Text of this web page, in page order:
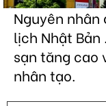
Nguyên nhân
lịch Nhật Bản
sạn tăng cao
nhân tạo.